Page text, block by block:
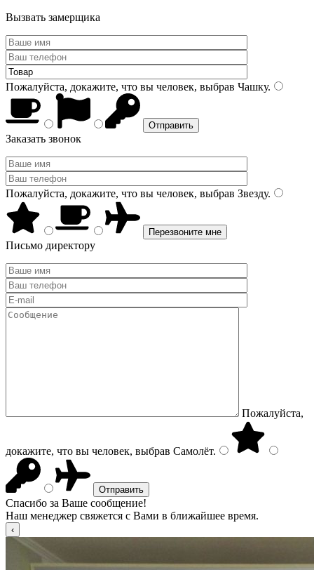
Вызвать замерщика
Пожалуйста, докажите, что вы человек, выбрав Чашку.
Заказать звонок
Пожалуйста, докажите, что вы человек, выбрав Звезду.
Письмо директору
Пожалуйста,
докажите, что вы человек, выбрав Самолёт.
Спасибо за Ваше сообщение!
Наш менеджер свяжется с Вами в ближайшее время.